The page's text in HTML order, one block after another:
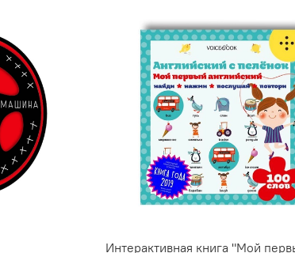
Интерактивная книга "Мой